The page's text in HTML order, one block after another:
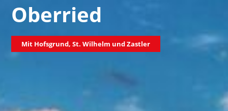
Oberried
Mit Hofsgrund, St. Wilhelm und Zastler